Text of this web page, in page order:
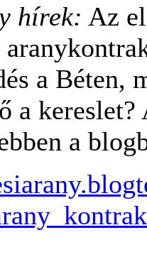
hírek: Az
a
a
a